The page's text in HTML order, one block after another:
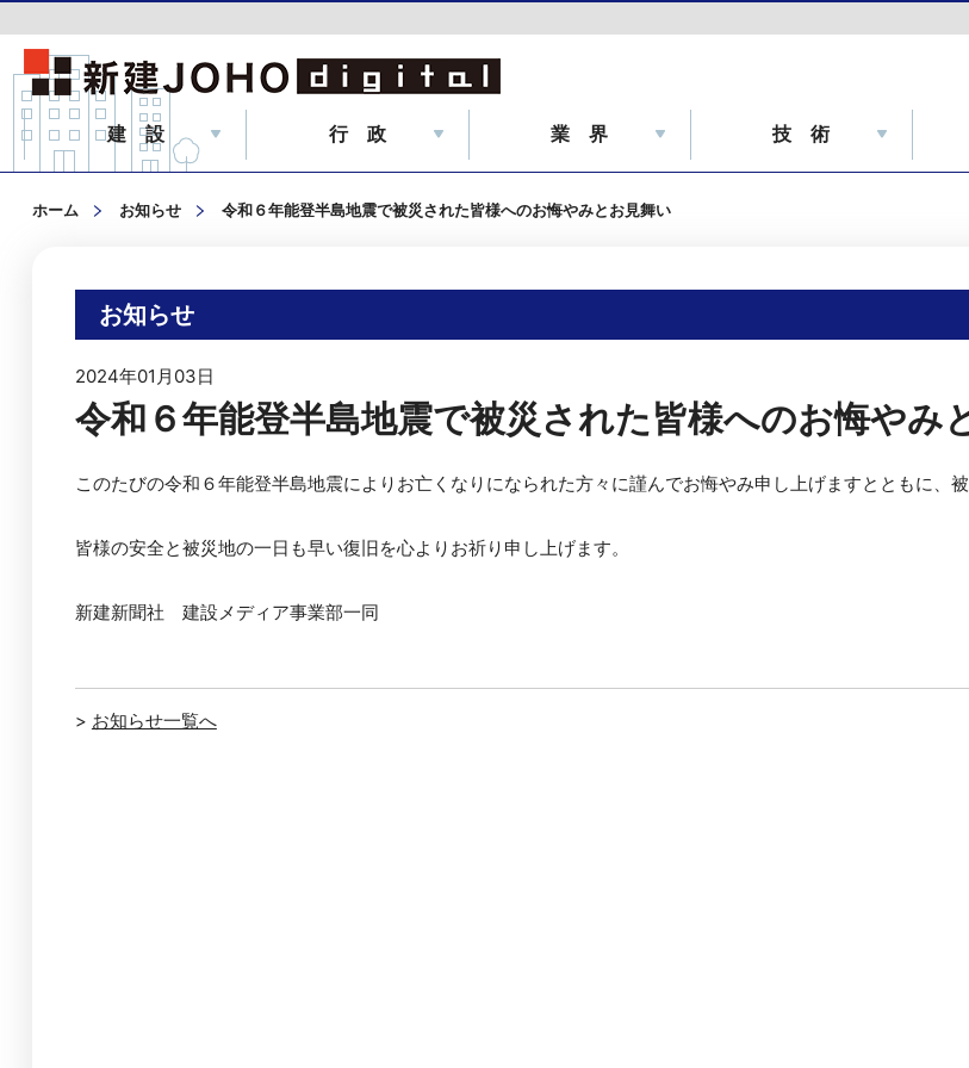
建 設 行 政 業 界 技 術
ホーム お知らせ 令和６年能登半島地震で被災された皆様へのお悔やみとお見舞い
お知らせ
2024年01月03日
令和６年能登半島地震で被災された皆様へのお悔やみ
このたびの令和６年能登半島地震によりお亡くなりになられた方々に謹んでお悔やみ申し上げますとともに、
皆様の安全と被災地の一日も早い復旧を心よりお祈り申し上げます。
新建新聞社　建設メディア事業部一同
> お知らせ一覧へ